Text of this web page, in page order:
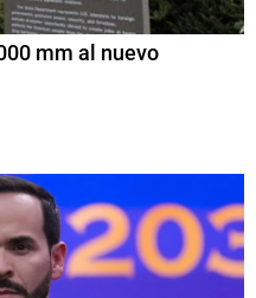
mm al nuevo